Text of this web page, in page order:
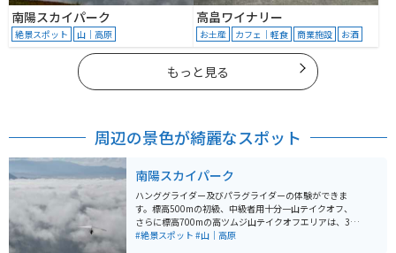
南陽スカイパーク
絶景スポット 山｜高原
高畠ワイナリー
お土産 カフェ｜軽食 商業施設 お酒
もっと見る
周辺の景色が綺麗なスポット
南陽スカイパーク
ハンググライダー及びパラグライダーの体験ができま
す。標高500mの初級、中級者用十分一山テイクオフ、
さらに標高700mの高ツムジ山テイクオフエリアは、3方
向へのフライトが可能です。また、アクティビティに参
#絶景スポット #山｜高原